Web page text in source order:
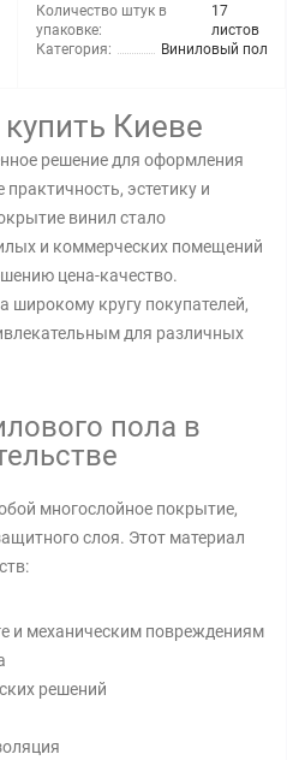
Количество штук в
упаковке:
17
листов
Категория:
Виниловый пол
Киеве
решение для оформления
практичность, эстетику и
винил стало
и коммерческих помещений
цена-качество.
широкому кругу покупателей,
для различных
пола в
многослойное покрытие,
слоя. Этот материал
и механическим повреждениям
решений